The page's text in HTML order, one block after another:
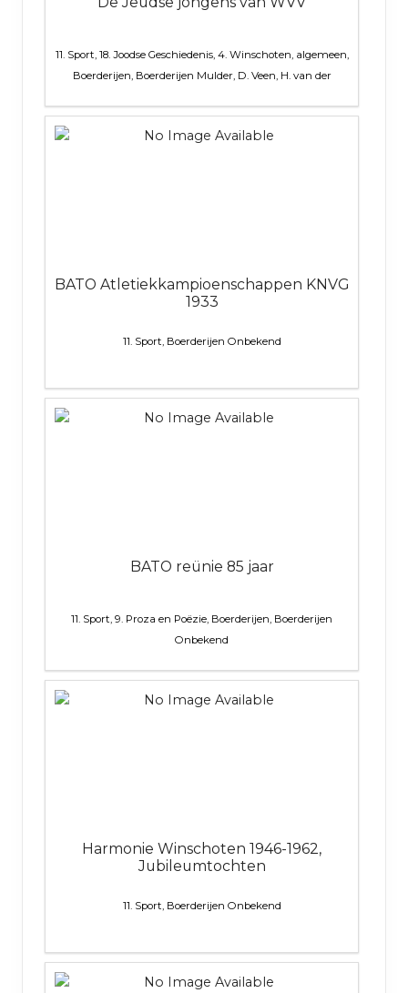
11. Sport, 18. Joodse Geschiedenis, 4. Winschoten, algemeen,
Boerderijen, Boerderijen Mulder, D. Veen, H. van der
BATO Atletiekkampioenschappen KNVG
1933
11. Sport, Boerderijen Onbekend
BATO reünie 85 jaar
11. Sport, 9. Proza en Poëzie, Boerderijen, Boerderijen
Onbekend
Harmonie Winschoten 1946-1962,
Jubileumtochten
11. Sport, Boerderijen Onbekend